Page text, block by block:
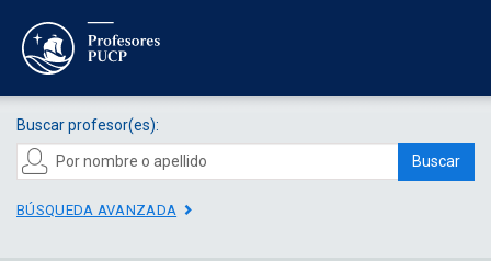
Buscar profesor(es):
Buscar
BÚSQUEDA AVANZADA